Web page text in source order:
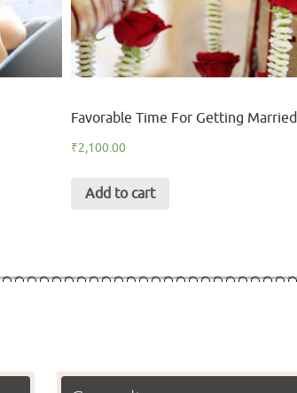
Favorable Time For Getting Married
₹2,100.00
Add to cart